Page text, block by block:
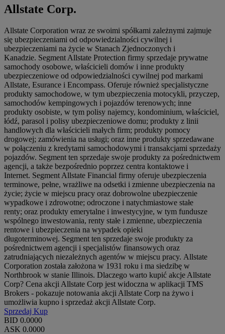
Allstate Corp.
Allstate Corporation wraz ze swoimi spółkami zależnymi zajmuje
się ubezpieczeniami od odpowiedzialności cywilnej i
ubezpieczeniami na życie w Stanach Zjednoczonych i
Kanadzie. Segment Allstate Protection firmy sprzedaje prywatne
samochody osobowe, właścicieli domów i inne produkty
ubezpieczeniowe od odpowiedzialności cywilnej pod markami
Allstate, Esurance i Encompass. Oferuje również specjalistyczne
produkty samochodowe, w tym ubezpieczenia motocykli, przyczep,
samochodów kempingowych i pojazdów terenowych; inne
produkty osobiste, w tym polisy najemcy, kondominium, właściciel,
łódź, parasol i polisy ubezpieczeniowe domu; produkty z linii
handlowych dla właścicieli małych firm; produkty pomocy
drogowej; zamówienia na usługi; oraz inne produkty sprzedawane
w połączeniu z kredytami samochodowymi i transakcjami sprzedaży
pojazdów. Segment ten sprzedaje swoje produkty za pośrednictwem
agencji, a także bezpośrednio poprzez centra kontaktowe i
Internet. Segment Allstate Financial firmy oferuje ubezpieczenia
terminowe, pełne, wrażliwe na odsetki i zmienne ubezpieczenia na
życie; życie w miejscu pracy oraz dobrowolne ubezpieczenie
wypadkowe i zdrowotne; odroczone i natychmiastowe stałe
renty; oraz produkty emerytalne i inwestycyjne, w tym fundusze
wspólnego inwestowania, renty stałe i zmienne, ubezpieczenia
rentowe i ubezpieczenia na wypadek opieki
długoterminowej. Segment ten sprzedaje swoje produkty za
pośrednictwem agencji i specjalistów finansowych oraz
zatrudniających niezależnych agentów w miejscu pracy. Allstate
Corporation została założona w 1931 roku i ma siedzibę w
Northbrook w stanie Illinois. Dlaczego warto kupić akcje Allstate
Corp? Cena akcji Allstate Corp jest widoczna w aplikacji TMS
Brokers - pokazuje notowania akcji Allstate Corp na żywo i
umożliwia kupno i sprzedaż akcji Allstate Corp.
Sprzedaj Kup
BID 0.0000
ASK 0.0000